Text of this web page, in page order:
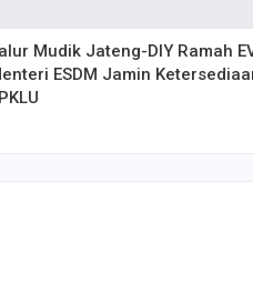
Mudik Jateng-DIY Ramah
ESDM Jamin